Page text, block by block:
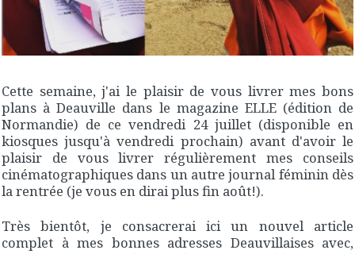
Cette semaine, j'ai le plaisir de vous livrer mes bons
plans à Deauville dans le magazine ELLE (édition de
Normandie) de ce vendredi 24 juillet (disponible en
kiosques jusqu'à vendredi prochain) avant d'avoir le
plaisir de vous livrer régulièrement mes conseils
cinématographiques dans un autre journal féminin dès
la rentrée (je vous en dirai plus fin août!).
Très bientôt, je consacrerai ici un nouvel article
complet à mes bonnes adresses Deauvillaises avec,